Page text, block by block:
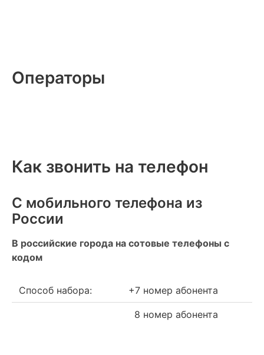
Операторы
Как звонить на телефон
С мобильного телефона из
России
В российские города на сотовые телефоны с
кодом
Способ набора: +7 номер абонента
8 номер абонента